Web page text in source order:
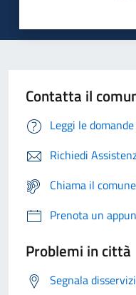
Contatta il
Leggi le
Richiedi
Chiama il
Prenota un
Problemi in città
Segnala